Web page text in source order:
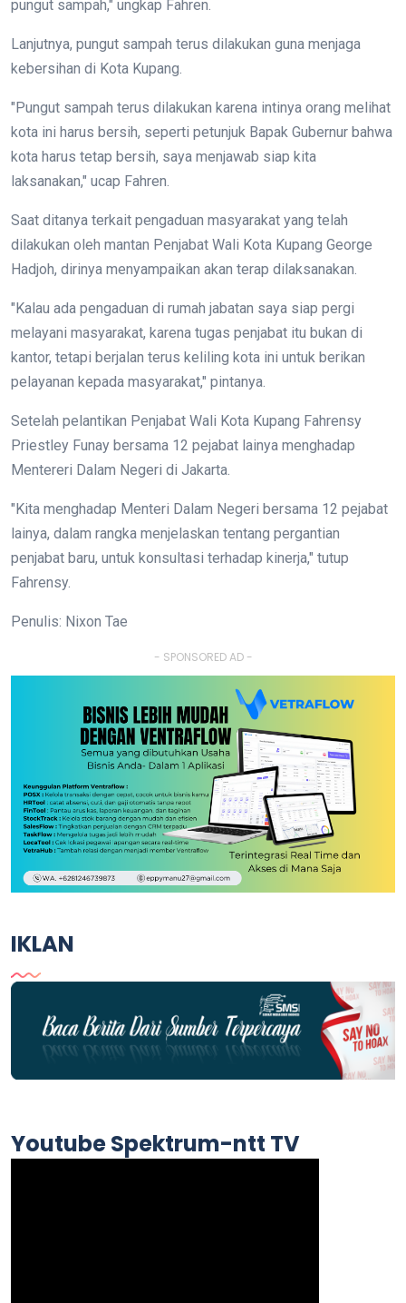
pungut sampah," ungkap Fahren.
Lanjutnya, pungut sampah terus dilakukan guna menjaga
kebersihan di Kota Kupang.
"Pungut sampah terus dilakukan karena intinya orang melihat
kota ini harus bersih, seperti petunjuk Bapak Gubernur bahwa
kota harus tetap bersih, saya menjawab siap kita
laksanakan," ucap Fahren.
Saat ditanya terkait pengaduan masyarakat yang telah
dilakukan oleh mantan Penjabat Wali Kota Kupang George
Hadjoh, dirinya menyampaikan akan terap dilaksanakan.
"Kalau ada pengaduan di rumah jabatan saya siap pergi
melayani masyarakat, karena tugas penjabat itu bukan di
kantor, tetapi berjalan terus keliling kota ini untuk berikan
pelayanan kepada masyarakat," pintanya.
Setelah pelantikan Penjabat Wali Kota Kupang Fahrensy
Priestley Funay bersama 12 pejabat lainya menghadap
Mentereri Dalam Negeri di Jakarta.
"Kita menghadap Menteri Dalam Negeri bersama 12 pejabat
lainya, dalam rangka menjelaskan tentang pergantian
penjabat baru, untuk konsultasi terhadap kinerja," tutup
Fahrensy.
Penulis: Nixon Tae
- SPONSORED AD -
IKLAN
Youtube Spektrum-ntt TV